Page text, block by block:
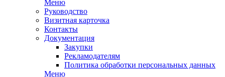
Меню
Руководство
Визитная карточка
Контакты
Документация
Закупки
Рекламодателям
Политика обработки персональных данных
Меню